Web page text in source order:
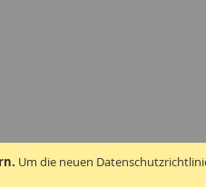
Um die neuen